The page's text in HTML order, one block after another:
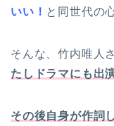
いい！ と同世代の
そんな、竹内唯人
たしドラマにも出演
その後自身が作詞